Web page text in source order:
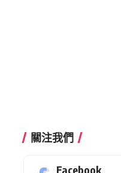
關注我們
Facebook